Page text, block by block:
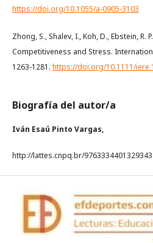
https://doi.org/10.1055/a-0905-3103
Zhong, S., Shalev, I., Koh, D., Ebstein, R.
Competitiveness and Stress.
1263-1281. https://doi.org/10.1111/
Biografía del autor/a
Iván Esaú Pinto Vargas,
http://lattes.cnpq.br/9763334401329343